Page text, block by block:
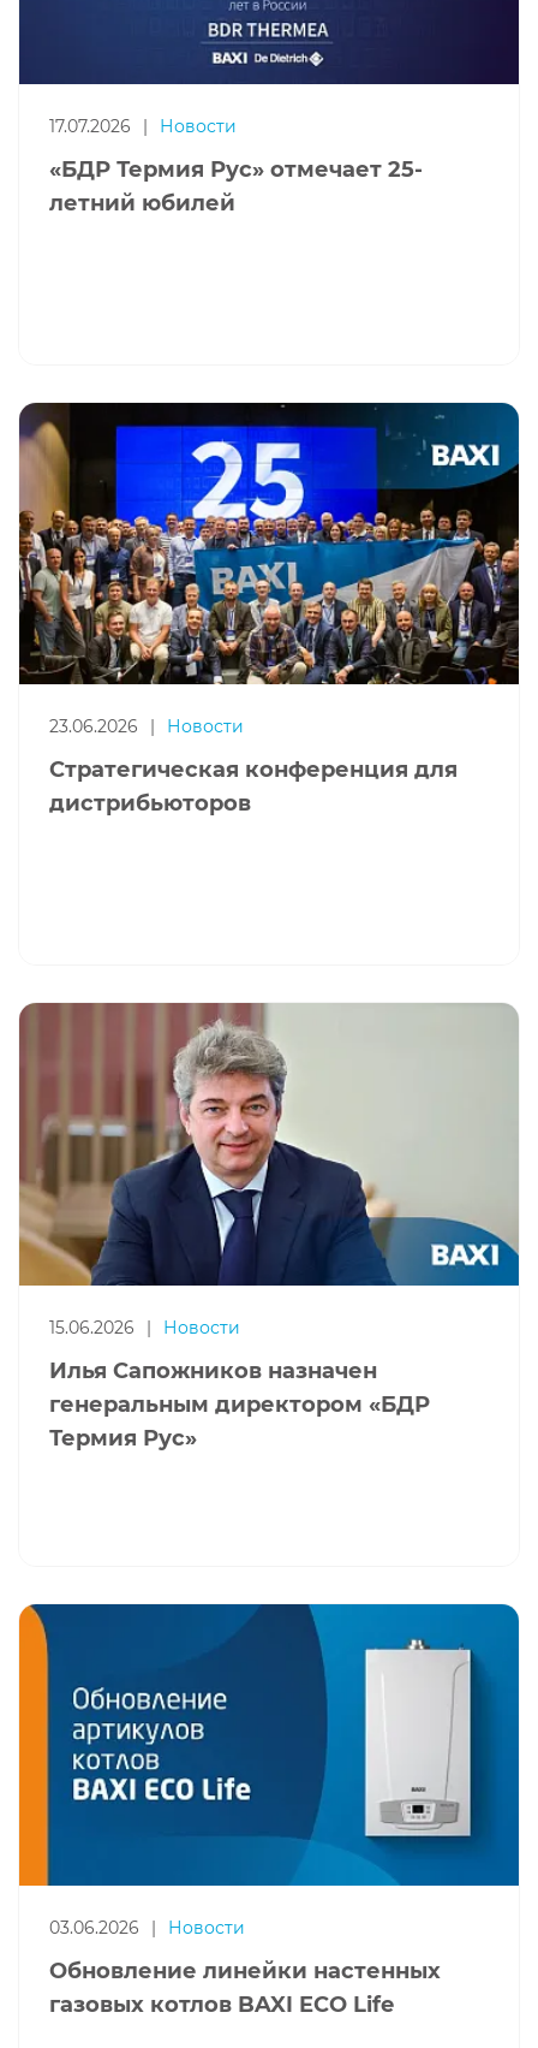
17.07.2026 | Новости
«БДР Термия Рус» отмечает 25-
летний юбилей
23.06.2026 Новости
Стратегическая конференция для
дистрибьюторов
15.06.2026 | Новости
Илья Сапожников назначен
генеральным директором «БДР
Термия Рус»
03.06.2026 Новости
Обновление линейки настенных
газовых котлов BAXI ECO Life